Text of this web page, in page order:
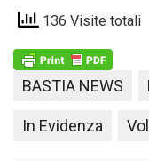
136 Visite totali
BASTIA NEWS
In Evidenza